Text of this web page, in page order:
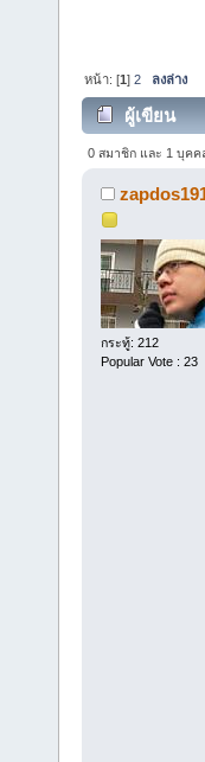
หน้า: [1]2 ลงล่าง
ผู้เขียน
0 สมาชิก และ 1 บุคค
กระทู้: 212
Popular Vote : 23